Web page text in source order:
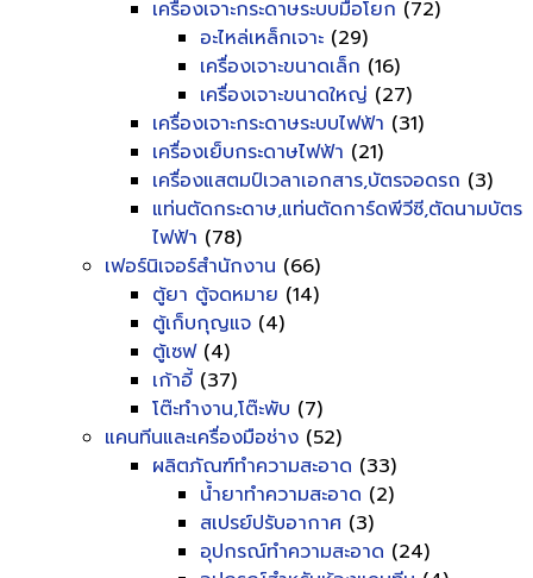
เครื่องเจาะกระดาษระบบมือโยก (72)
อะไหล่เหล็กเจาะ (29)
เครื่องเจาะขนาดเล็ก (16)
เครื่องเจาะขนาดใหญ่ (27)
เครื่องเจาะกระดาษระบบไฟฟ้า (31)
เครื่องเย็บกระดาษไฟฟ้า (21)
เครื่องแสตมป์เวลาเอกสาร,บัตรจอดรถ (3)
แท่นตัดกระดาษ,แท่นตัดการ์ดพีวีซี,ตัดนามบัตร
ไฟฟ้า (78)
เฟอร์นิเจอร์สำนักงาน (66)
ตู้ยา ตู้จดหมาย (14)
ตู้เก็บกุญแจ (4)
ตู้เซฟ(4)
เก้าอี้ (37)
โต๊ะทำงาน,โต๊ะพับ (7)
แคนทีนและเครื่องมือช่าง (52)
ผลิตภัณฑ์ทำความสะอาด (33)
น้ำยาทำความสะอาด (2)
สเปรย์ปรับอากาศ (3)
อุปกรณ์ทำความสะอาด (24)